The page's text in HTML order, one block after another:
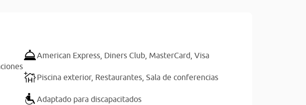
American Express, Diners Club, MasterCard, Visa
Piscina exterior, Restaurantes, Sala de conferencias
Adaptado para discapacitados